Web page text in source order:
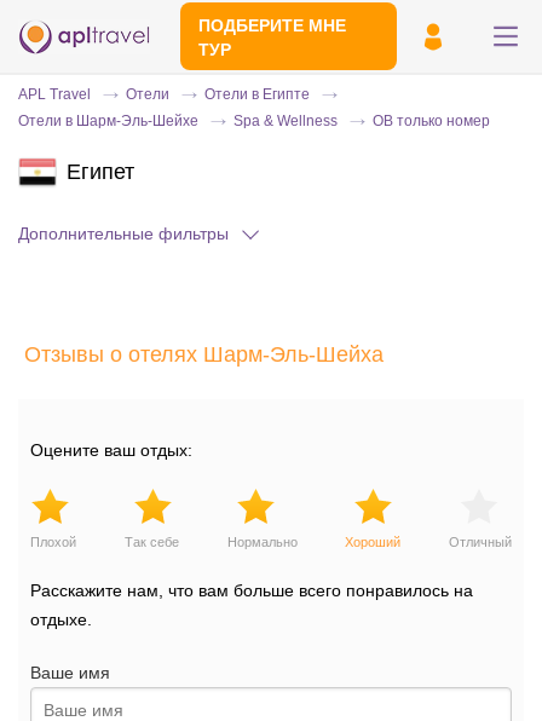
ПОДБЕРИТЕ МНЕ
ТУР
Отправьте свой номер телефона
Эксперт свяжется с вами и сделает
APL Travel Отели
Отели в Египте
Отели в Шарм-Эль-Шейхе
Spa & Wellness OB только номер
Египет
Дополнительные фильтры
Отзывы о отелях Шарм-Эль-Шейха
Оцените ваш отдых:
Плохой Так себе Нормально Хороший Отличный
Расскажите нам, что вам больше всего понравилось на
отдыхе.
Ваше имя